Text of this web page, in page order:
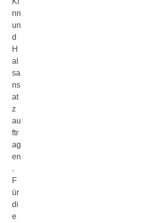
nn
un
d
H
al
sa
ns
at
z
au
ftr
ag
en
.
F
ür
di
e